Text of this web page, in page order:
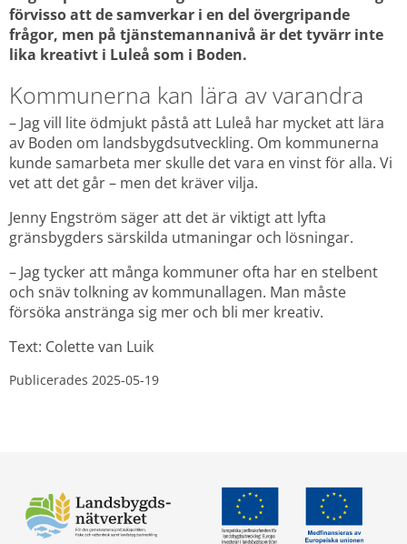
förvisso att de samverkar i en del övergripande
frågor, men på tjänstemannanivå är det tyvärr inte
lika kreativt i Luleå som i Boden.
Kommunerna kan lära av varandra
– Jag vill lite ödmjukt påstå att Luleå har mycket att lära
av Boden om landsbygdsutveckling. Om kommunerna
kunde samarbeta mer skulle det vara en vinst för alla. Vi
vet att det går – men det kräver vilja.
Jenny Engström säger att det är viktigt att lyfta
gränsbygders särskilda utmaningar och lösningar.
– Jag tycker att många kommuner ofta har en stelbent
och snäv tolkning av kommunallagen. Man måste
försöka anstränga sig mer och bli mer kreativ.
Text: Colette van Luik
Publicerades 2025-05-19